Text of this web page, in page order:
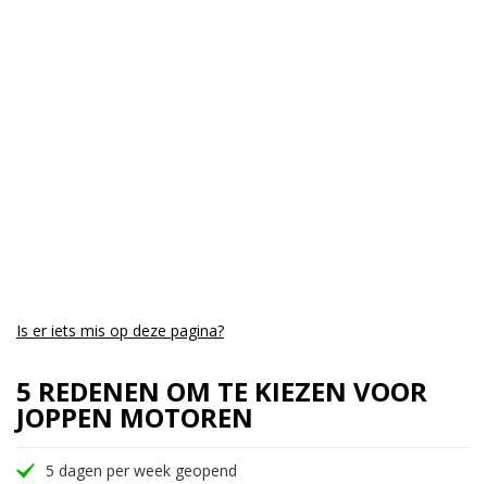
Is er iets mis op deze pagina?
5 REDENEN OM TE KIEZEN VOOR
JOPPEN MOTOREN
5 dagen per week geopend